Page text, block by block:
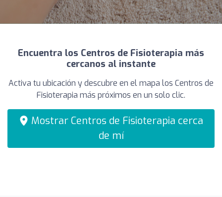
Encuentra los Centros de Fisioterapia más
cercanos al instante
Activa tu ubicación y descubre en el mapa los Centros de
Fisioterapia más próximos en un solo clic.
Mostrar Centros de Fisioterapia cerca
de mí